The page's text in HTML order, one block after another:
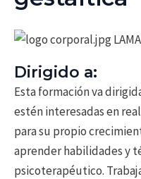
Dirigido a:
Esta formación va
estén interesadas en
para su propio
aprender habilidades y
psicoterapéutico.